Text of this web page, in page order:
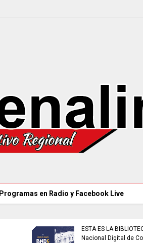
Programas en Radio y Facebook Live
ESTA ES LA
Nacional Digital de